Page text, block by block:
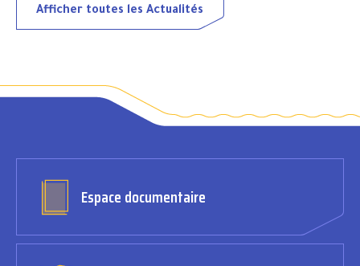
Afficher toutes les Actualités
Espace documentaire